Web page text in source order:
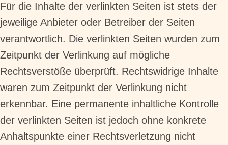
Für die Inhalte der verlinkten Seiten ist stets der
jeweilige Anbieter oder Betreiber der Seiten
verantwortlich. Die verlinkten Seiten wurden zum
Zeitpunkt der Verlinkung auf mögliche
Rechtsverstöße überprüft. Rechtswidrige Inhalte
waren zum Zeitpunkt der Verlinkung nicht
erkennbar. Eine permanente inhaltliche Kontrolle
der verlinkten Seiten ist jedoch ohne konkrete
Anhaltspunkte einer Rechtsverletzung nicht